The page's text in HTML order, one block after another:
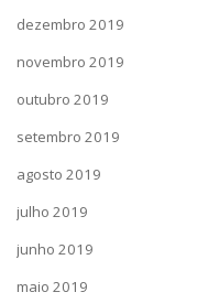
dezembro 2019
novembro 2019
outubro 2019
setembro 2019
agosto 2019
julho 2019
junho 2019
maio 2019